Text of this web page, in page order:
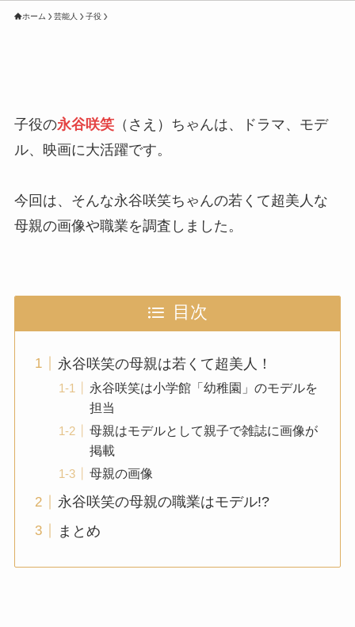
ホーム 芸能人 子役
子役の永谷咲笑（さえ）ちゃんは、ドラマ、モデ
ル、映画に大活躍です。
今回は、そんな永谷咲笑ちゃんの若くて超美人な
母親の画像や職業を調査しました。
目次
永谷咲笑の母親は若くて超美人！
永谷咲笑は小学館「幼稚園」のモデルを
担当
母親はモデルとして親子で雑誌に画像が
掲載
母親の画像
永谷咲笑の母親の職業はモデル!?
まとめ